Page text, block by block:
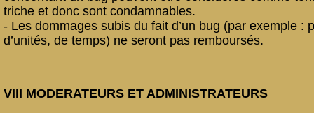
triche et donc sont condamnables.
- Les dommages subis du fait d’un bug (par exemple :
d’unités, de temps) ne seront pas remboursés.
VIII MODERATEURS ET ADMINISTRATEURS